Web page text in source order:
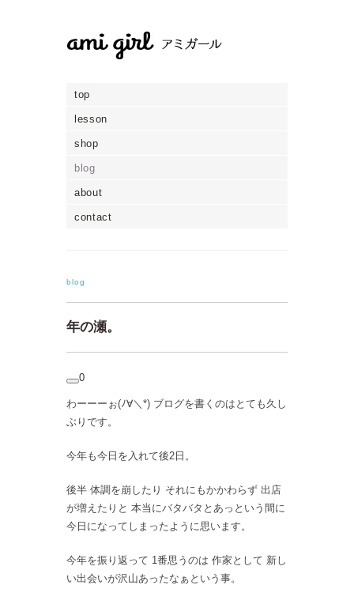
top
lesson
shop
blog
about
contact
blog
年の瀬。
0
わーーーぉ(ﾉ∀＼*) ブログを書くのはとても久し
ぶりです。
今年も今日を入れて後2日。
後半 体調を崩したり それにもかかわらず 出店
が増えたりと 本当にバタバタとあっという間に
今日になってしまったように思います。
今年を振り返って 1番思うのは 作家として 新し
い出会いが沢山あったなぁという事。